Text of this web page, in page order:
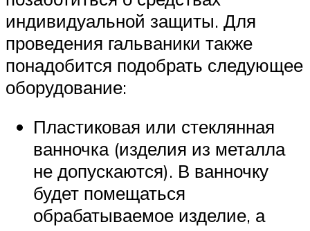
индивидуальной защиты. Для
проведения гальваники также
понадобится подобрать следующее
оборудование:
Пластиковая или стеклянная
ванночка (изделия из металла
не допускаются). В ванночку
будет помещаться
обрабатываемое изделие, а